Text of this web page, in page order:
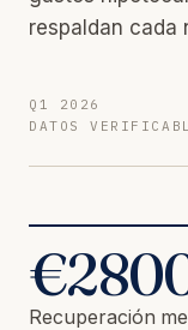
respaldan cada
Q1 2026
DATOS
€
Recuperación